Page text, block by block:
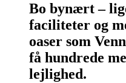
Bo bynært –
faciliteter og
oaser som
få hundrede
lejlighed.